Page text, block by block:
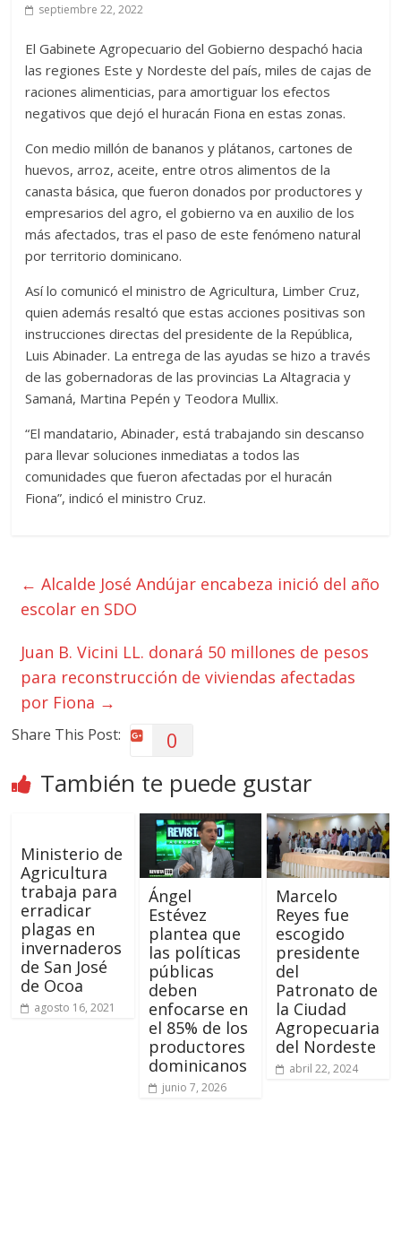
septiembre 22, 2022
El Gabinete Agropecuario del Gobierno despachó hacia
las regiones Este y Nordeste del país, miles de cajas de
raciones alimenticias, para amortiguar los efectos
negativos que dejó el huracán Fiona en estas zonas.
Con medio millón de bananos y plátanos, cartones de
huevos, arroz, aceite, entre otros alimentos de la
canasta básica, que fueron donados por productores y
empresarios del agro, el gobierno va en auxilio de los
más afectados, tras el paso de este fenómeno natural
por territorio dominicano.
Así lo comunicó el ministro de Agricultura, Limber Cruz,
quien además resaltó que estas acciones positivas son
instrucciones directas del presidente de la República,
Luis Abinader. La entrega de las ayudas se hizo a través
de las gobernadoras de las provincias La Altagracia y
Samaná, Martina Pepén y Teodora Mullix.
“El mandatario, Abinader, está trabajando sin descanso
para llevar soluciones inmediatas a todos las
comunidades que fueron afectadas por el huracán
Fiona”, indicó el ministro Cruz.
← Alcalde José Andújar encabeza inició del año
escolar en SDO
Juan B. Vicini LL. donará 50 millones de pesos
para reconstrucción de viviendas afectadas
por Fiona →
Share This Post: 0
También te puede gustar
Ministerio de
Agricultura
trabaja para
erradicar
plagas en
invernaderos
de San José
de Ocoa
agosto 16, 2021
Ángel
Estévez
plantea que
las políticas
públicas
deben
enfocarse en
el 85% de los
productores
dominicanos
junio 7, 2026
Marcelo
Reyes fue
escogido
presidente
del
Patronato de
la Ciudad
Agropecuaria
del Nordeste
abril 22, 2024